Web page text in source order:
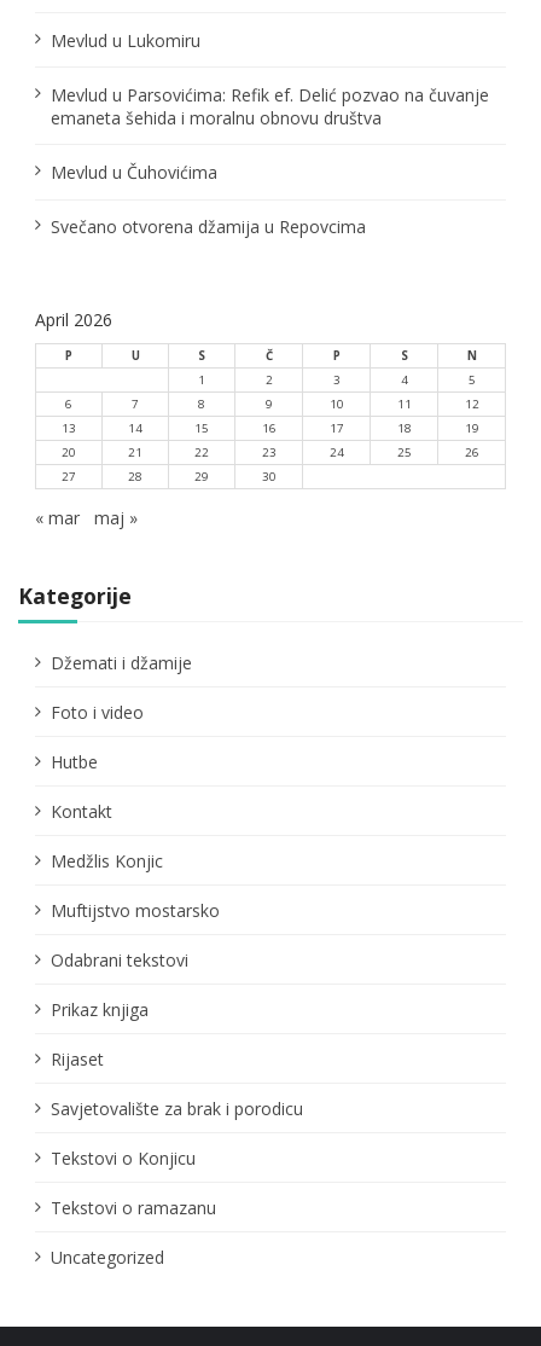
t
i
o
Mevlud u Lukomiru
Mevlud u Parsovićima: Refik ef. Delić pozvao na čuvanje
emaneta šehida i moralnu obnovu društva
Mevlud u Čuhovićima
Svečano otvorena džamija u Repovcima
April 2026
P U S Č P S
N
1
2 3 4
5
6
7 8 9 10 11
12
13
14 15 16 17 18
19
20
21 22 23 24 25
26
27
28 29 30
« mar maj »
Kategorije
Džemati i džamije
Foto i video
Hutbe
Kontakt
Medžlis Konjic
Muftijstvo mostarsko
Odabrani tekstovi
Prikaz knjiga
Rijaset
Savjetovalište za brak i porodicu
Tekstovi o Konjicu
Tekstovi o ramazanu
Uncategorized